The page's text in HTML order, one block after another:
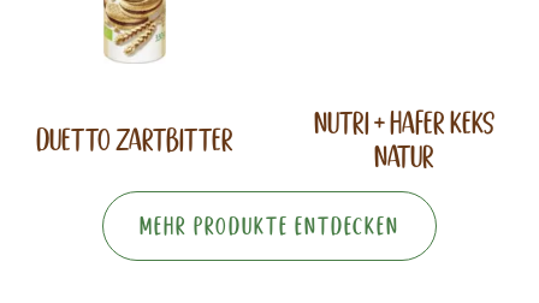
Duetto Zartbitter
Nutri + Hafer Keks
Natur
Mehr Produkte entdecken